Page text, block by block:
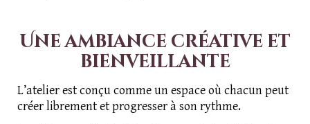
Une ambiance créative et
bienveillante
L’atelier est conçu comme un espace où chacun peut
créer librement et progresser à son rythme.